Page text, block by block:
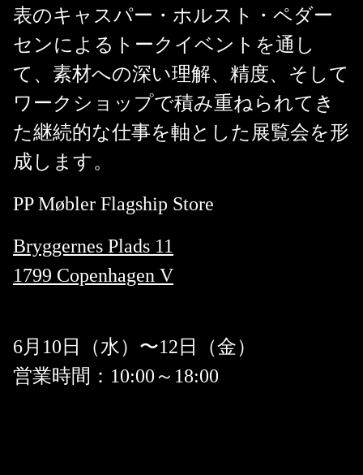
表のキャスパー・ホルスト・ペダー
センによるトークイベントを通し
て、素材への深い理解、精度、そして
ワークショップで積み重ねられてき
た継続的な仕事を軸とした展覧会を形
成します。
PP Møbler Flagship Store
Bryggernes Plads 11
1799 Copenhagen V
6月10日（水）〜12日（金）
営業時間：10:00～18:00